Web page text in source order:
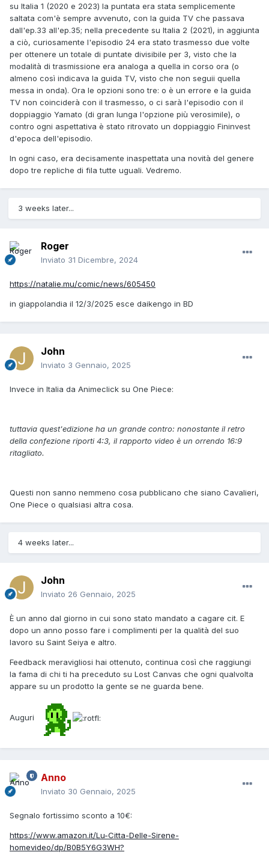
su Italia 1 (2020 e 2023) la puntata era stata semplicemente
saltata com'è sempre avvenuto, con la guida TV che passava
dall'ep.33 all'ep.35; nella precedente su Italia 2 (2021), in aggiunta
a ciò, curiosamente l'episodio 24 era stato trasmesso due volte
per ottenere un totale di puntate divisibile per 3, visto che la
modalità di trasmissione era analoga a quella in corso ora (o
almeno così indicava la guida TV, visto che non seguii quella
messa in onda). Ora le opzioni sono tre: o è un errore e la guida
TV non coinciderà con il trasmesso, o ci sarà l'episodio con il
doppiaggio Yamato (di gran lunga l'opzione più verosimile), o
contro ogni aspettativa è stato ritrovato un doppiaggio Fininvest
d'epoca dell'episodio.
In ogni caso, era decisamente inaspettata una novità del genere
dopo tre repliche di fila tutte uguali. Vedremo.
3 weeks later...
Roger
Inviato 31 Dicembre, 2024
https://natalie.mu/comic/news/605450
in giappolandia il 12/3/2025 esce daikengo in BD
John
Inviato 3 Gennaio, 2025
Invece in Italia da Animeclick su One Piece:
tuttavia quest'edizione ha un grande contro: nonostante il retro
della confezione riporti 4:3, il rapporto video è un orrendo 16:9
ritagliato.
Questi non sanno nemmeno cosa pubblicano che siano Cavalieri,
One Piece o qualsiasi altra cosa.
4 weeks later...
John
Inviato 26 Gennaio, 2025
È un anno dal giorno in cui sono stato mandato a cagare cit. E
dopo un anno posso fare i complimenti per la qualità del suo
lavoro su Saint Seiya e altro.
Feedback meravigliosi hai ottenuto, continua così che raggiungi
la fama di chi ti ha preceduto su Lost Canvas che ogni qualvolta
appare su un prodotto la gente se ne guarda bene.
Auguri
Anno
Inviato 30 Gennaio, 2025
Segnalo fortissimo sconto a 10€:
https://www.amazon.it/Lu-Citta-Delle-Sirene-
homevideo/dp/B0B5Y6G3WH?